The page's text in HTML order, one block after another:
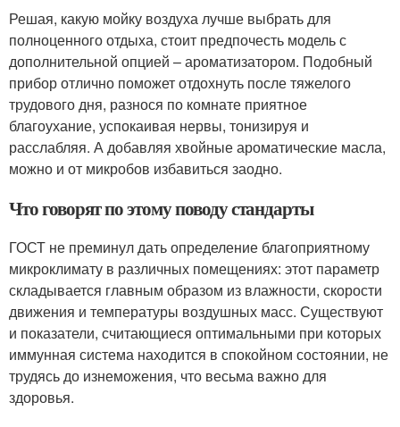
Решая, какую мойку воздуха лучше выбрать для
полноценного отдыха, стоит предпочесть модель с
дополнительной опцией – ароматизатором. Подобный
прибор отлично поможет отдохнуть после тяжелого
трудового дня, разнося по комнате приятное
благоухание, успокаивая нервы, тонизируя и
расслабляя. А добавляя хвойные ароматические масла,
можно и от микробов избавиться заодно.
Что говорят по этому поводу стандарты
ГОСТ не преминул дать определение благоприятному
микроклимату в различных помещениях: этот параметр
складывается главным образом из влажности, скорости
движения и температуры воздушных масс. Существуют
и показатели, считающиеся оптимальными при которых
иммунная система находится в спокойном состоянии, не
трудясь до изнеможения, что весьма важно для
здоровья.